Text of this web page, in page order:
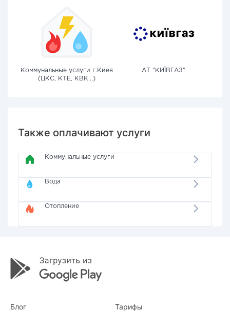
Коммунальные услуги г.Киев
(ЦКС, КТЕ, КВК...)
АТ "КИЇВГАЗ"
Также оплачивают услуги
Коммунальные услуги
Вода
Отопление
Блог Тарифы